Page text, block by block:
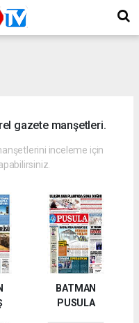
gazete manşetleri.
inceleme için
BATMAN
PUSULA